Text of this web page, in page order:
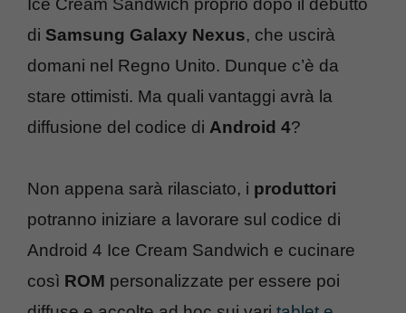
di Samsung Galaxy Nexus, che uscirà
domani nel Regno Unito. Dunque c’è da
stare ottimisti. Ma quali vantaggi avrà la
diffusione del codice di Android 4?
Non appena sarà rilasciato, i produttori
potranno iniziare a lavorare sul codice di
Android 4 Ice Cream Sandwich e cucinare
così ROM personalizzate per essere poi